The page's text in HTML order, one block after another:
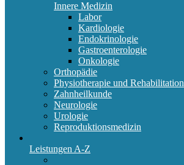
Innere Medizin
Labor
Kardiologie
Endokrinologie
Gastroenterologie
Onkologie
Orthopädie
Physiotherapie und Rehabilitation
Zahnheilkunde
Neurologie
Urologie
Reproduktionsmedizin
Leistungen A-Z